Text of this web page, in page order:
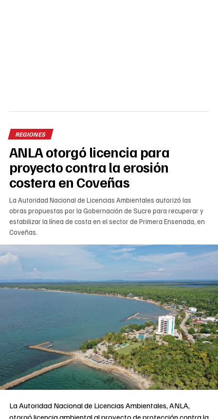
REGIONES
ANLA otorgó licencia para
proyecto contra la erosión
costera en Coveñas
La Autoridad Nacional de Licencias Ambientales autorizó las
obras propuestas por la Gobernación de Sucre para recuperar y
estabilizar la línea de costa en el sector de Primera Ensenada, en
Coveñas.
La Autoridad Nacional de Licencias Ambientales, ANLA,
otorgó licencia ambiental al proyecto de protección contra la